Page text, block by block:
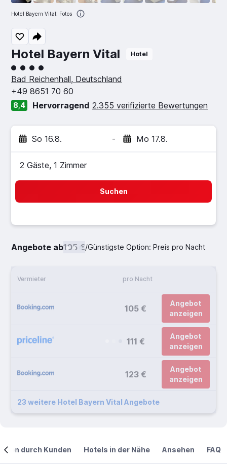
Hotel Bayern Vital Hotel
Bewertungskategorie 4
Bad Reichenhall, Deutschland
+49 8651 70 60
8,4 Hervorragend 2.355 verifizierte Bewertungen
So 16.8. - Mo 17.8.
2 Gäste, 1 Zimmer
Suchen
Angebote ab105 €/Günstigste Option: Preis pro Nacht
Vermieter pro Nacht
105 €
Angebot
anzeigen
111 €
Angebot
anzeigen
123 €
Angebot
anzeigen
23 weitere Hotel Bayern Vital Angebote
Hotel Bayern Vital: Fotos
durch Kunden Hotels in der Nähe Ansehen FAQ